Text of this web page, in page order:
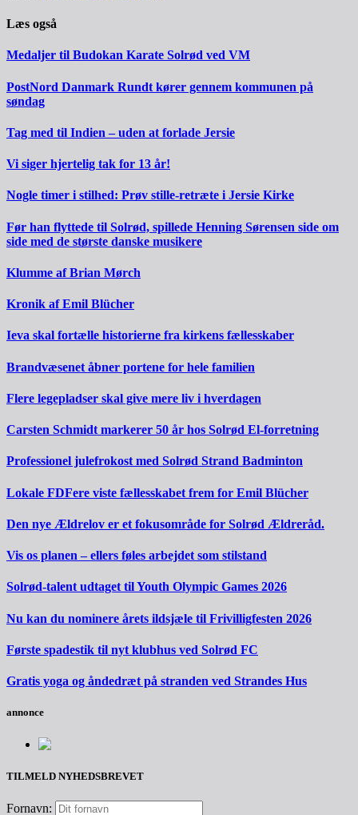
Læs også
Medaljer til Budokan Karate Solrød ved VM
PostNord Danmark Rundt kører gennem kommunen på
søndag
Tag med til Indien – uden at forlade Jersie
Vi siger hjertelig tak for 13 år!
Nogle timer i stilhed: Prøv stille-retræte i Jersie Kirke
Før han flyttede til Solrød, spillede Henning Sørensen side om
side med de største danske musikere
Klumme af Brian Mørch
Kronik af Emil Blücher
Ieva skal fortælle historierne fra kirkens fællesskaber
Brandvæsenet åbner portene for hele familien
Flere legepladser skal give mere liv i hverdagen
Carsten Schmidt markerer 50 år hos Solrød El-forretning
Professionel julefrokost med Solrød Strand Badminton
Lokale FDFere viste fællesskabet frem for Emil Blücher
Den nye Ældrelov er et fokusområde for Solrød Ældreråd.
Vis os planen – ellers føles arbejdet som stilstand
Solrød-talent udtaget til Youth Olympic Games 2026
Nu kan du nominere årets ildsjæle til Frivilligfesten 2026
Første spadestik til nyt klubhus ved Solrød FC
Gratis yoga og åndedræt på stranden ved Strandes Hus
annonce
TILMELD NYHEDSBREVET
Fornavn: